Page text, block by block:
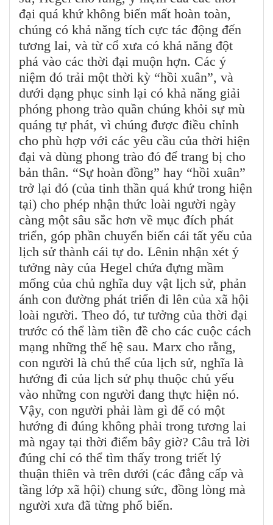
đại quá khứ không biến mất hoàn toàn,
chúng có khả năng tích cực tác động đến
tương lai, và từ cổ xưa có khả năng đột
phá vào các thời đại muộn hợn. Các ý
niệm đó trải một thời kỳ “hồi xuân”, và
dưới dạng phục sinh lại có khả năng giải
phóng phong trào quần chúng khỏi sự mù
quáng tự phát, vì chúng được điều chỉnh
cho phù hợp với các yêu cầu của thời hiện
đại và dùng phong trào đó để trang bị cho
bản thân. “Sự hoàn đồng” hay “hồi xuân”
trở lại đó (của tinh thần quá khứ trong hiện
tại) cho phép nhận thức loài người ngày
càng một sâu sắc hơn về mục đích phát
triển, góp phần chuyển biến cái tất yếu của
lịch sử thành cái tự do. Lênin nhận xét ý
tưởng này của Hegel chứa đựng mầm
mống của chủ nghĩa duy vật lịch sử, phản
ánh con đường phát triển đi lên của xã hội
loài người. Theo đó, tư tưởng của thời đại
trước có thể làm tiền đề cho các cuộc cách
mạng những thế hệ sau. Marx cho rằng,
con người là chủ thể của lịch sử, nghĩa là
hướng đi của lịch sử phụ thuộc chủ yếu
vào những con người đang thực hiện nó.
Vậy, con người phải làm gì để có một
hướng đi đúng không phải trong tương lai
mà ngay tại thời điểm bây giờ? Câu trả lời
đúng chỉ có thể tìm thấy trong triết lý
thuận thiên và trên dưới (các đẳng cấp và
tầng lớp xã hội) chung sức, đồng lòng mà
người xưa đã từng phổ biến.